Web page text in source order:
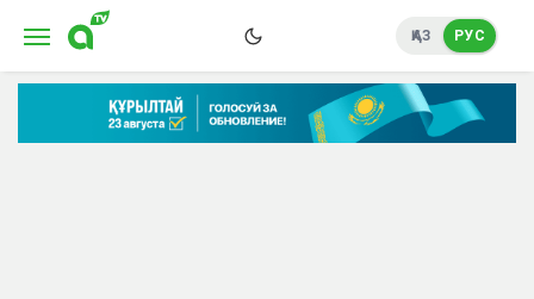
ҚАЗ РУС